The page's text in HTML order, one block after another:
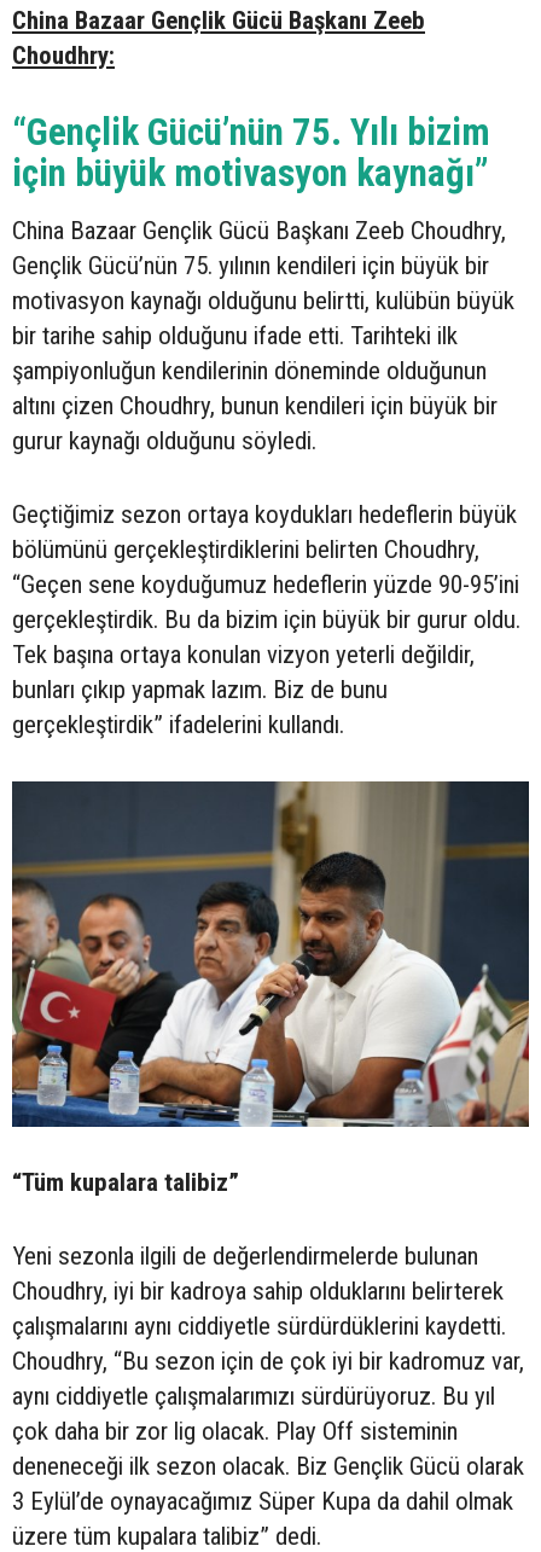
China Bazaar Gençlik Gücü Başkanı Zeeb
Choudhry:
“Gençlik Gücü’nün 75. Yılı bizim
için büyük motivasyon kaynağı”
China Bazaar Gençlik Gücü Başkanı Zeeb Choudhry,
Gençlik Gücü’nün 75. yılının kendileri için büyük bir
motivasyon kaynağı olduğunu belirtti, kulübün büyük
bir tarihe sahip olduğunu ifade etti. Tarihteki ilk
şampiyonluğun kendilerinin döneminde olduğunun
altını çizen Choudhry, bunun kendileri için büyük bir
gurur kaynağı olduğunu söyledi.
Geçtiğimiz sezon ortaya koydukları hedeflerin büyük
bölümünü gerçekleştirdiklerini belirten Choudhry,
“Geçen sene koyduğumuz hedeflerin yüzde 90-95’ini
gerçekleştirdik. Bu da bizim için büyük bir gurur oldu.
Tek başına ortaya konulan vizyon yeterli değildir,
bunları çıkıp yapmak lazım. Biz de bunu
gerçekleştirdik” ifadelerini kullandı.
“Tüm kupalara talibiz”
Yeni sezonla ilgili de değerlendirmelerde bulunan
Choudhry, iyi bir kadroya sahip olduklarını belirterek
çalışmalarını aynı ciddiyetle sürdürdüklerini kaydetti.
Choudhry, “Bu sezon için de çok iyi bir kadromuz var,
aynı ciddiyetle çalışmalarımızı sürdürüyoruz. Bu yıl
çok daha bir zor lig olacak. Play Off sisteminin
deneneceği ilk sezon olacak. Biz Gençlik Gücü olarak
3 Eylül’de oynayacağımız Süper Kupa da dahil olmak
üzere tüm kupalara talibiz” dedi.